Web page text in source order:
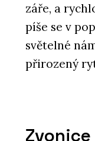
záře, a
píše se v
světelné
přirozený